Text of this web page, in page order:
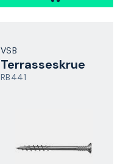
VSB
Terrasseskrue
RB441